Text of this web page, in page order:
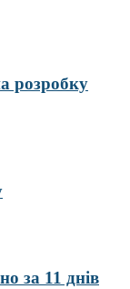
розробку
за 11 днів